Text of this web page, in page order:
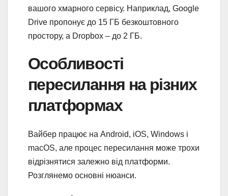
вашого хмарного сервісу. Наприклад, Google
Drive пропонує до 15 ГБ безкоштовного
простору, а Dropbox – до 2 ГБ.
Особливості
пересилання на різних
платформах
Вайбер працює на Android, iOS, Windows і
macOS, але процес пересилання може трохи
відрізнятися залежно від платформи.
Розглянемо основні нюанси.